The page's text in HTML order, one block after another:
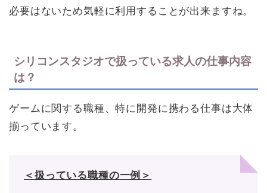
必要はないため気軽に利用することが出来ますね。
シリコンスタジオで扱っている求人の仕事内容
は？
ゲームに関する職種、特に開発に携わる仕事は大体
揃っています。
＜扱っている職種の一例＞